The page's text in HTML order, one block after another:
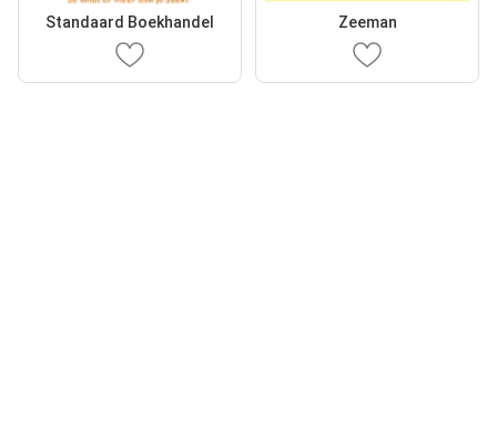
Standaard Boekhandel Zeeman